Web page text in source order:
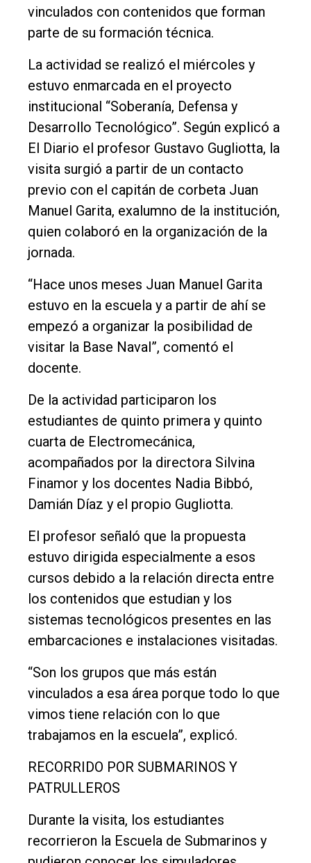
Política
Cultura
Entrevistas
Rural
Deportes
Fúnebres
Edición
Empresa
Nosotros
Contacto
vinculados con contenidos que forman
parte de su formación técnica.
La actividad se realizó el miércoles y
estuvo enmarcada en el proyecto
institucional “Soberanía, Defensa y
Desarrollo Tecnológico”. Según explicó a
El Diario el profesor Gustavo Gugliotta, la
visita surgió a partir de un contacto
previo con el capitán de corbeta Juan
Manuel Garita, exalumno de la institución,
quien colaboró en la organización de la
jornada.
“Hace unos meses Juan Manuel Garita
estuvo en la escuela y a partir de ahí se
empezó a organizar la posibilidad de
visitar la Base Naval”, comentó el
docente.
De la actividad participaron los
estudiantes de quinto primera y quinto
cuarta de Electromecánica,
acompañados por la directora Silvina
Finamor y los docentes Nadia Bibbó,
Damián Díaz y el propio Gugliotta.
El profesor señaló que la propuesta
estuvo dirigida especialmente a esos
cursos debido a la relación directa entre
los contenidos que estudian y los
sistemas tecnológicos presentes en las
embarcaciones e instalaciones visitadas.
“Son los grupos que más están
vinculados a esa área porque todo lo que
vimos tiene relación con lo que
trabajamos en la escuela”, explicó.
RECORRIDO POR SUBMARINOS Y
PATRULLEROS
Durante la visita, los estudiantes
recorrieron la Escuela de Submarinos y